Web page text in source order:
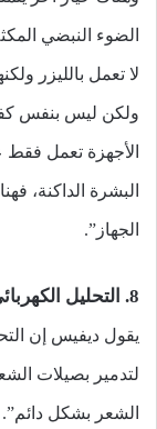
لا تعمل بالليزر
ولكن ليس بنفس
الأجهزة تعمل فقط
البشرة
الجهاز”.
8. التحليل الكهربائي
يقول ديفيس إن
لتدمير بصيلات
الشعر بشكل دائم”.